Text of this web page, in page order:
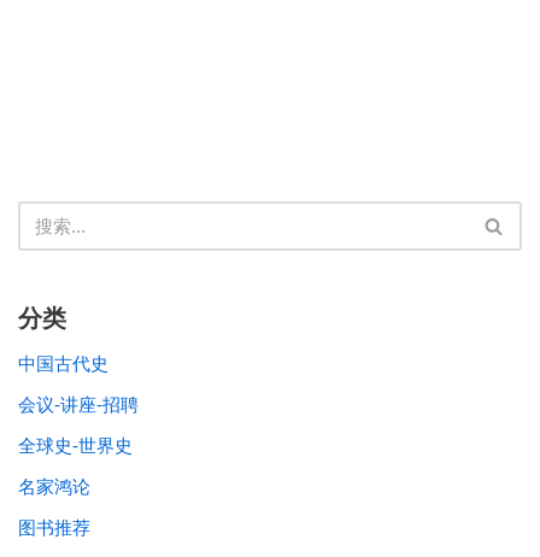
分类
中国古代史
会议-讲座-招聘
全球史-世界史
名家鸿论
图书推荐